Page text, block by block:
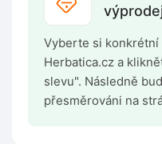
Vyberte si konkrétní
Herbatica.cz a
slevu". Následně
přesměrováni na